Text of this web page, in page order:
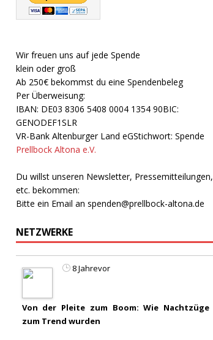
Wir freuen uns auf jede Spende
klein oder groß
Ab 250€ bekommst du eine Spendenbeleg
Per Überweisung:
IBAN: DE03 8306 5408 0004 1354 90BIC:
GENODEF1SLR
VR-Bank Altenburger Land eGStichwort: Spende
Prellbock Altona e.V.
Du willst unseren Newsletter, Pressemitteilungen,
etc. bekommen:
Bitte ein Email an spenden@prellbock-altona.de
NETZWERKE
8 Jahrevor
Von der Pleite zum Boom: Wie Nachtzüge
zum Trend wurden